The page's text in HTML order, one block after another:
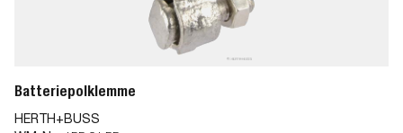
Batteriepolklemme
HERTH+BUSS